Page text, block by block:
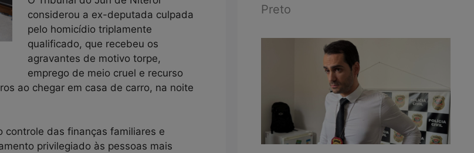
considerou a ex-deputada culpada
pelo homicídio triplamente
qualificado, que recebeu os
agravantes de motivo torpe,
emprego de meio cruel e recurso
ao chegar em casa de carro, na noite
controle das finanças familiares e
privilegiado às pessoas mais
Preto